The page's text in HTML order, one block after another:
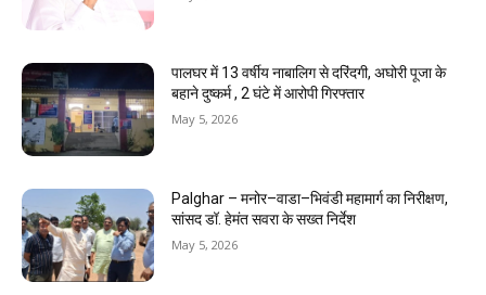
पालघर में 13 वर्षीय नाबालिग से दरिंदगी, अघोरी पूजा के
बहाने दुष्कर्म , 2 घंटे में आरोपी गिरफ्तार
May 5, 2026
Palghar – मनोर–वाडा–भिवंडी महामार्ग का निरीक्षण,
सांसद डॉ. हेमंत सवरा के सख्त निर्देश
May 5, 2026